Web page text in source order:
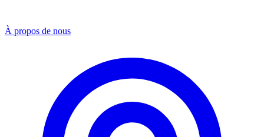
À propos de nous